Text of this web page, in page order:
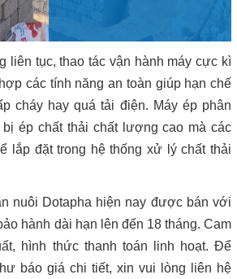
liên tục, thao tác vận hành máy cực kì
các tính năng an toàn giúp hạn chế
cháy hay quá tải điện. Máy ép phân
bị ép chất thải chất lượng cao mà các
lắp đặt trong hệ thống xử lý chất thải
nuôi Dotapha hiện nay được bán với
hành dài hạn lên đến 18 tháng. Cam
hình thức thanh toán linh hoạt. Để
báo giá chi tiết, xin vui lòng liên hệ